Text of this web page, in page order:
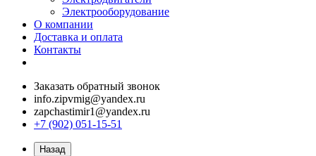
Электрооборудование
О компании
Доставка и оплата
Контакты
Заказать обратный звонок
info.zipvmig@yandex.ru
zapchastimir1@yandex.ru
+7 (902) 051-15-51
Назад